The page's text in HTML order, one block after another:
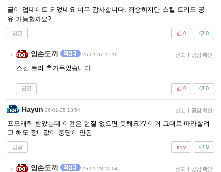
글이 업데이트 되었네요 너무 감사합니다. 죄송하지만 스킬 트리도 공
유 가능할까요?
답글 0
0
양손도끼 26-01-07 17:19 신고 | 공감 확인
스킬 트리 추가두었습니다.
답글 0
0
Hayun 26-01-25 13:54 신고 | 공감 확인
프모캐릭 받았는데 이겜은 현질 없으면 못해요?? 이거 그대로 따라할려
고 해도 장비값이 충당이 안됨
답글 0
0
양손도끼 26-01-28 10:24 신고 | 공감 확인